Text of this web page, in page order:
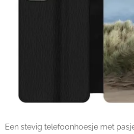
Een stevig telefoonhoesje met